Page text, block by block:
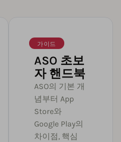
가이드
ASO 초보
자 핸드북
ASO의 기본 개
념부터 App
Store와
Google Play의
차이점, 핵심